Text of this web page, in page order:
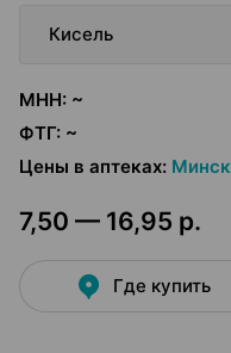
Кисель
МНН: ~
ФТГ: ~
Цены в аптеках: Минск
7,50 — 16,95 р.
Где купить